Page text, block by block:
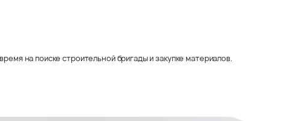
на поиске строительной бригады и закупке материалов.